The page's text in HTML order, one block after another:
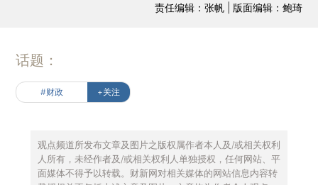
责任编辑：张帆 | 版面编辑：鲍琦
话题：
#财政 +关注
观点频道所发布文章及图片之版权属作者本人及/或相关权利
人所有，未经作者及/或相关权利人单独授权，任何网站、平
面媒体不得予以转载。财新网对相关媒体的网站信息内容转